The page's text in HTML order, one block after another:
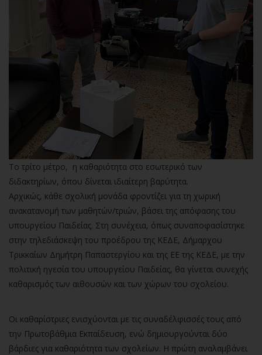
Το τρίτο μέτρο, η καθαριότητα στο εσωτερικό των
διδακτηρίων, όπου δίνεται ιδιαίτερη βαρύτητα.
Αρχικώς, κάθε σχολική μονάδα φροντίζει για τη χωρική
ανακατανομή των μαθητών/τριών, βάσει της απόφασης του
υπουργείου Παιδείας. Στη συνέχεια, όπως συναποφασίστηκε
στην τηλεδιάσκεψη του προέδρου της ΚΕΔΕ, Δήμαρχου
Τρικκαίων Δημήτρη Παπαστεργίου και της ΕΕ της ΚΕΔΕ, με την
πολιτική ηγεσία του υπουργείου Παιδείας, θα γίνεται συνεχής
καθαρισμός των αιθουσών και των χώρων του σχολείου.
Οι καθαρίστριες ενισχύονται με τις συναδέλφισσές τους από
την Πρωτοβάθμια Εκπαίδευση, ενώ δημιουργούνται δύο
βάρδιες για καθαριότητα των σχολείων. Η πρώτη αναλαμβάνει